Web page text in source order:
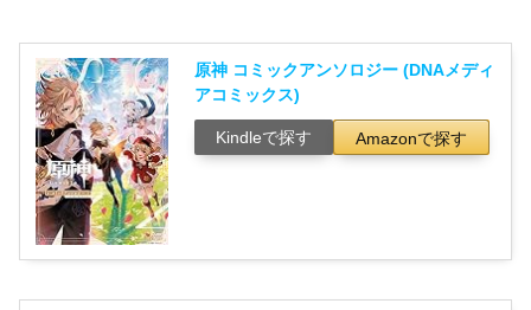
原神 コミックアンソロジー (DNAメディ
アコミックス)
Kindleで探す Amazonで探す